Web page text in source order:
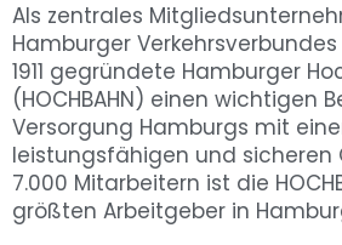
Als zentrales
Hamburger
1911 gegründete Hamburger
(HOCHBAHN) einen wichtigen
Versorgung Hamburgs mit
leistungsfähigen und sicheren
7.000 Mitarbeitern ist die
größten Arbeitgeber in